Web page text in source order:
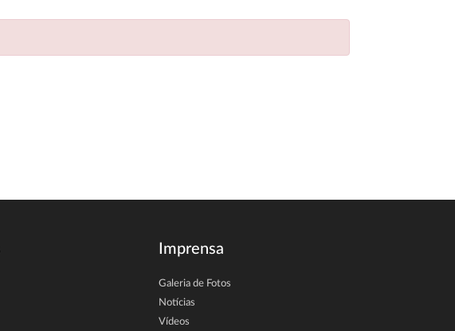
Imprensa
Galeria de Fotos
Notícias
Vídeos